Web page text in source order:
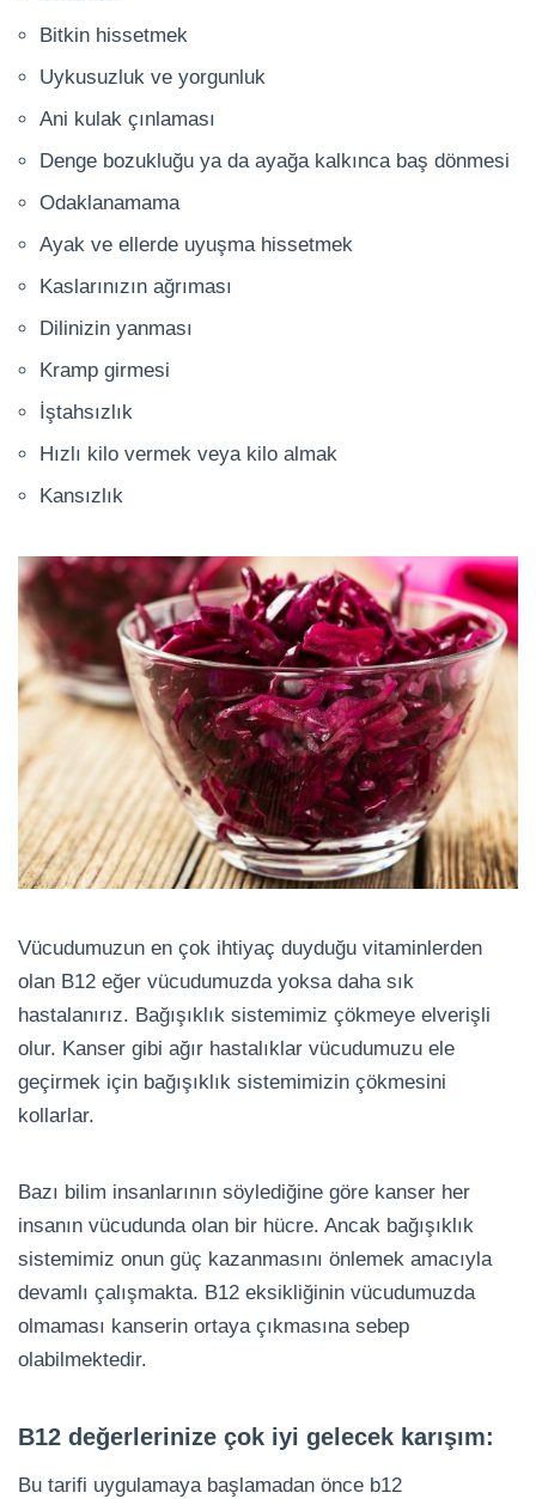
Bitkin hissetmek
Uykusuzluk ve yorgunluk
Ani kulak çınlaması
Denge bozukluğu ya da ayağa kalkınca baş dönmesi
Odaklanamama
Ayak ve ellerde uyuşma hissetmek
Kaslarınızın ağrıması
Dilinizin yanması
Kramp girmesi
İştahsızlık
Hızlı kilo vermek veya kilo almak
Kansızlık
Vücudumuzun en çok ihtiyaç duyduğu vitaminlerden
olan B12 eğer vücudumuzda yoksa daha sık
hastalanırız. Bağışıklık sistemimiz çökmeye elverişli
olur. Kanser gibi ağır hastalıklar vücudumuzu ele
geçirmek için bağışıklık sistemimizin çökmesini
kollarlar.
Bazı bilim insanlarının söylediğine göre kanser her
insanın vücudunda olan bir hücre. Ancak bağışıklık
sistemimiz onun güç kazanmasını önlemek amacıyla
devamlı çalışmakta. B12 eksikliğinin vücudumuzda
olmaması kanserin ortaya çıkmasına sebep
olabilmektedir.
B12 değerlerinize çok iyi gelecek karışım:
Bu tarifi uygulamaya başlamadan önce b12